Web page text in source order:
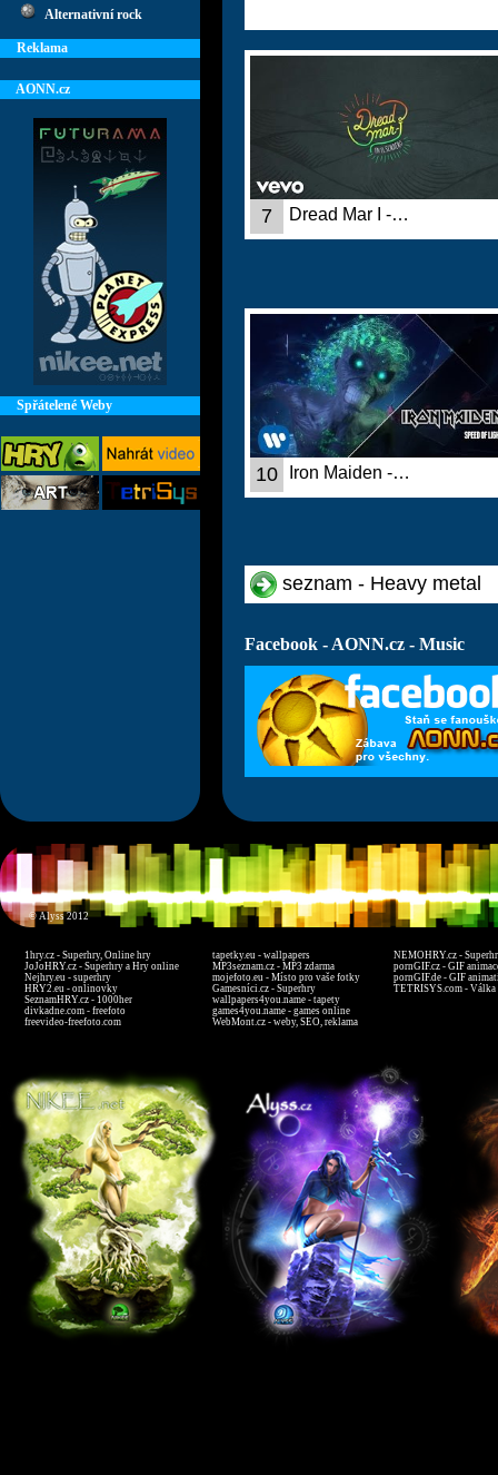
Alternativní rock
Reklama
AONN.cz
Spřátelené Weby
7 Dread Mar I -…
10 Iron Maiden -…
seznam - Heavy metal
Facebook - AONN.cz - Music
© Alyss 2012
1hry.cz - Superhry, Online hry
JoJoHRY.cz - Superhry a Hry online
Nejhry.eu - superhry
HRY2.eu - onlinovky
SeznamHRY.cz - 1000her
divkadne.com - freefoto
freevideo-freefoto.com
tapetky.eu - wallpapers
MP3seznam.cz - MP3 zdarma
mojefoto.eu - Místo pro vaše fotky
Gamesníci.cz - Superhry
wallpapers4you.name - tapety
games4you.name - games online
WebMont.cz - weby, SEO, reklama
NEMOHRY.cz -
pornGIF.cz - GIF
pornGIF.de - GIF
TETRISYS.com - Válka